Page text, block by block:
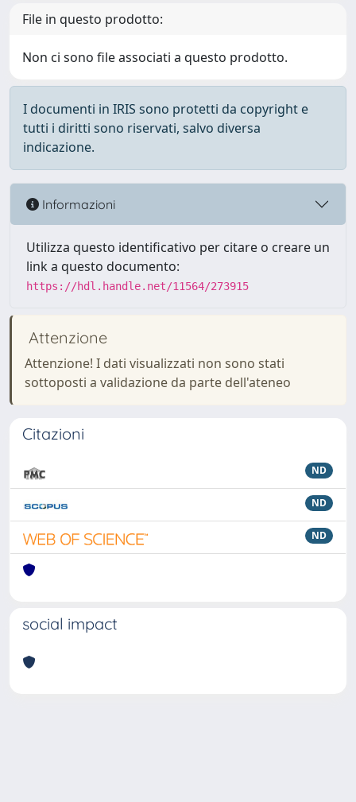
File in questo prodotto:
Non ci sono file associati a questo prodotto.
I documenti in IRIS sono protetti da copyright e
tutti i diritti sono riservati, salvo diversa
indicazione.
Informazioni
Utilizza questo identificativo per citare o creare un
link a questo documento:
https://hdl.handle.net/11564/273915
Attenzione
Attenzione! I dati visualizzati non sono stati
sottoposti a validazione da parte dell'ateneo
Citazioni
ND
ND
ND
social impact